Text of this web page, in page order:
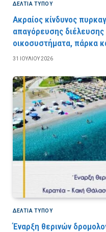
ΔΕΛΤΙΑ ΤΥΠΟΥ
Ακραίος κίνδυνος
απαγόρευσης διέλευσης
οικοσυστήματα, πάρκα
31 ΙΟΥΛΊΟΥ 2026
ΔΕΛΤΙΑ ΤΥΠΟΥ
Έναρξη θερινών